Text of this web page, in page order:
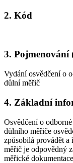
2. Kód
3. Pojmenování
Vydání osvědčení o
důlní měřič
4. Základní
Osvědčení o
důlního měřiče
způsobilá provádět
měřič je odpovědný
měřické